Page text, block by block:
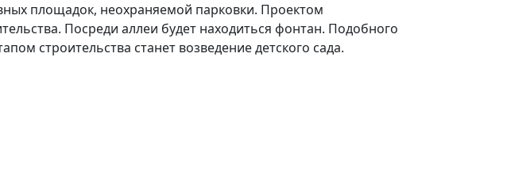
площадок, неохраняемой парковки. Проектом
Посреди аллеи будет находиться фонтан. Подобного
строительства станет возведение детского сада.